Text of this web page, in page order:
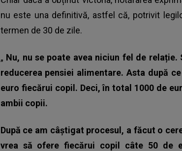
nu este una definitivă, astfel că, potrivit
termen de 30 de zile.
„ Nu, nu se poate avea niciun fel de
reducerea pensiei alimentare. Asta după
euro fiecărui copil. Deci, în total 1000 de
ambii copii.
După ce am câştigat procesul, a făcut o
vrea să ofere fiecărui copil câte 50 de